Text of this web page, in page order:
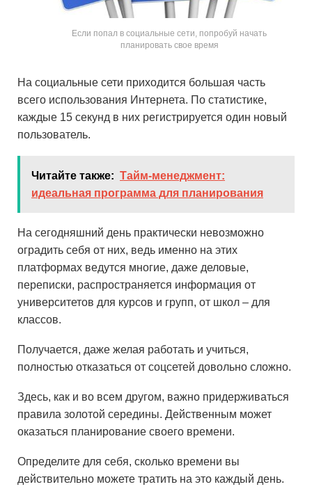
Если попал в социальные сети, попробуй начать
планировать свое время
На социальные сети приходится большая часть
всего использования Интернета. По статистике,
каждые 15 секунд в них регистрируется один новый
пользователь.
Читайте также: Тайм-менеджмент:
идеальная программа для планирования
На сегодняшний день практически невозможно
оградить себя от них, ведь именно на этих
платформах ведутся многие, даже деловые,
переписки, распространяется информация от
университетов для курсов и групп, от школ – для
классов.
Получается, даже желая работать и учиться,
полностью отказаться от соцсетей довольно сложно.
Здесь, как и во всем другом, важно придерживаться
правила золотой середины. Действенным может
оказаться планирование своего времени.
Определите для себя, сколько времени вы
действительно можете тратить на это каждый день.